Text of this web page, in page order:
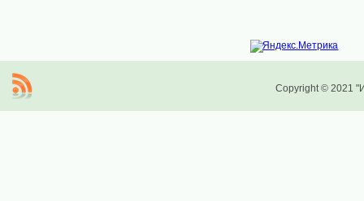
Copyright © 2021